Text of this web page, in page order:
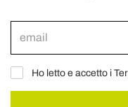
Ho letto e accetto i